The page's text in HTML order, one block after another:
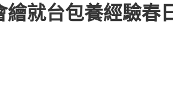
就台包養經驗春